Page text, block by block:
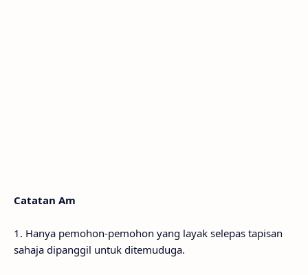
Catatan Am
1. Hanya pemohon-pemohon yang layak selepas tapisan
sahaja dipanggil untuk ditemuduga.